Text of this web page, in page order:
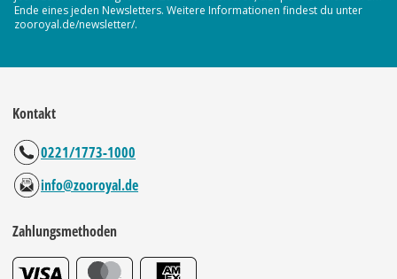
Ende eines jeden Newsletters. Weitere Informationen findest du unter
zooroyal.de/newsletter/.
Kontakt
0221/1773-1000
info@zooroyal.de
Zahlungsmethoden